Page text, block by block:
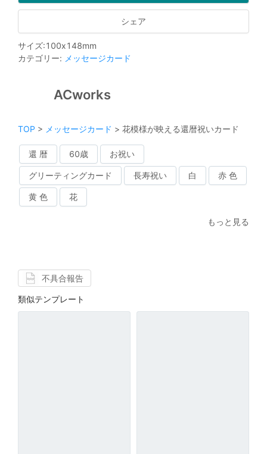
シェア
サイズ:100x148mm
カテゴリー: メッセージカード
ACworks
TOP > メッセージカード > 花模様が映える還暦祝いカード
還 暦 60歳 お祝い
グリーティングカード 長寿祝い 白 赤 色
黄 色 花
もっと見る
不具合報告
類似テンプレート